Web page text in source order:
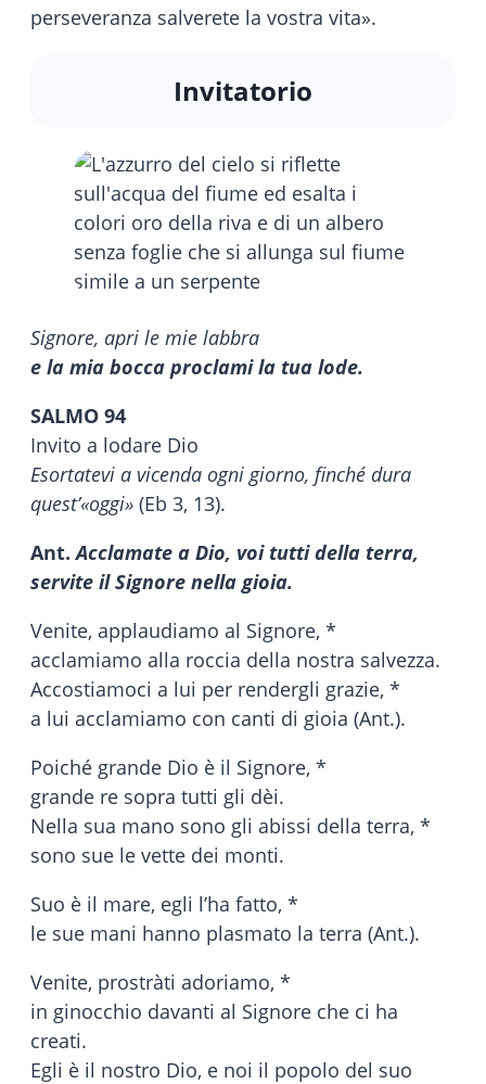
perseveranza salverete la vostra vita».
Invitatorio
Signore, apri le mie labbra
e la mia bocca proclami la tua lode.
SALMO 94
Invito a lodare Dio
Esortatevi a vicenda ogni giorno, finché dura
quest’«oggi» (Eb 3, 13).
Ant.Acclamate a Dio, voi tutti della terra,
servite il Signore nella gioia.
Venite, applaudiamo al Signore, *
acclamiamo alla roccia della nostra salvezza.
Accostiamoci a lui per rendergli grazie, *
a lui acclamiamo con canti di gioia (Ant.).
Poiché grande Dio è il Signore, *
grande re sopra tutti gli dèi.
Nella sua mano sono gli abissi della terra, *
sono sue le vette dei monti.
Suo è il mare, egli l’ha fatto, *
le sue mani hanno plasmato la terra (Ant.).
Venite, prostràti adoriamo, *
in ginocchio davanti al Signore che ci ha
creati.
Egli è il nostro Dio, e noi il popolo del suo